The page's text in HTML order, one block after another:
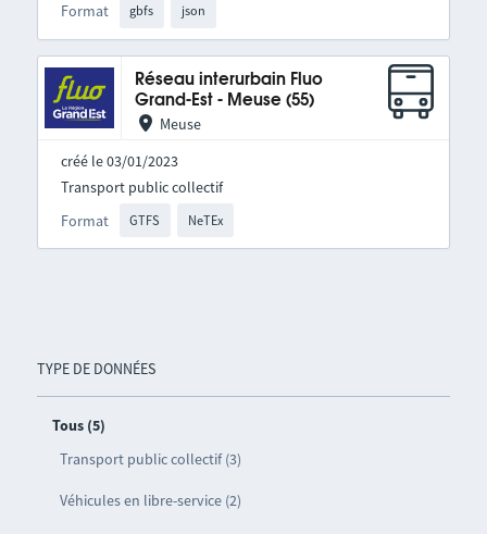
TYPE DE DONNÉES
Tous (5)
Transport public collectif (3)
Véhicules en libre-service (2)
Format gbfs json
Réseau interurbain Fluo
Grand-Est - Meuse (55)
Meuse
créé le 03/01/2023
Format GTFS NeTEx
Transport public collectif